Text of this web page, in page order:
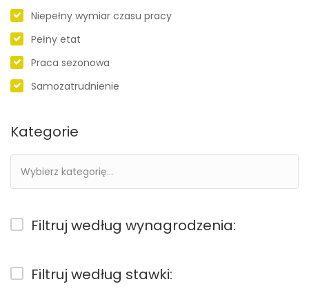
Niepełny wymiar czasu pracy
Pełny etat
Praca sezonowa
Samozatrudnienie
Kategorie
Filtruj według wynagrodzenia:
Filtruj według stawki: